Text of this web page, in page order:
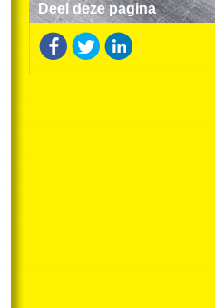
Deel deze pagina